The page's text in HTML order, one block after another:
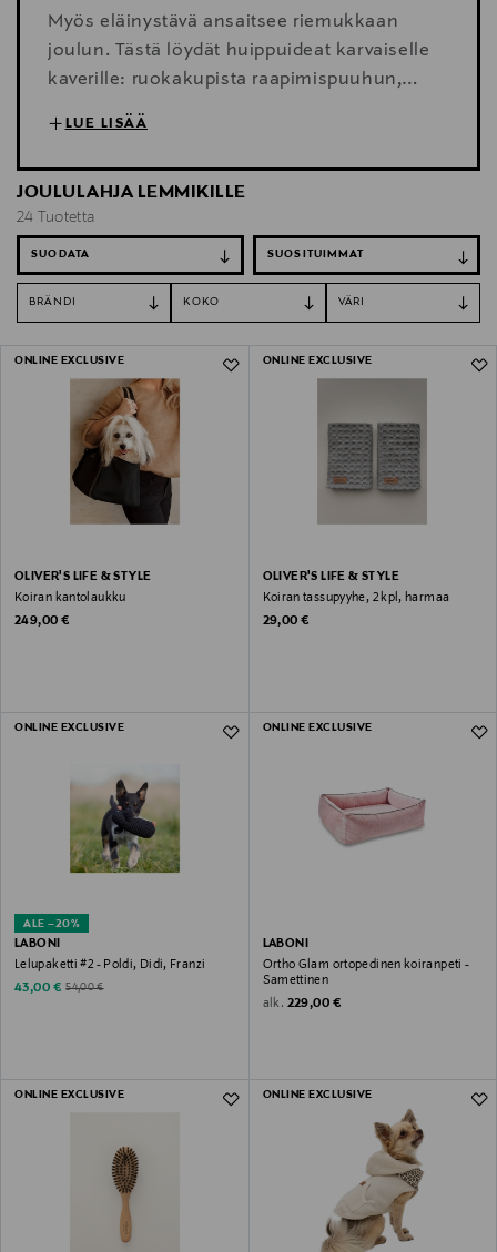
Myös eläinystävä ansaitsee riemukkaan
joulun. Tästä löydät huippuideat karvaiselle
kaverille: ruokakupista raapimispuuhun,
tassuvoiteesta talutushihnaan. Tutustu
tänään.
LUE LISÄÄ
JOULULAHJA LEMMIKILLE
24 Tuotetta
SUODATA
BRÄNDI KOKO VÄRI
24 Tuotetta
ONLINE EXCLUSIVE
OLIVER'S LIFE & STYLE
Koiran kantolaukku
Original Price
249,00 €
ONLINE EXCLUSIVE
OLIVER'S LIFE & STYLE
Koiran tassupyyhe, 2 kpl, harmaa
Original Price
29,00 €
ALE –20%
ONLINE EXCLUSIVE
LABONI
Lelupaketti #2 - Poldi, Didi, Franzi
Discounted Price
43,00 € Original Price
54,00 €
ONLINE EXCLUSIVE
LABONI
Ortho Glam ortopedinen koiranpeti -
Samettinen
alk. Original Price
229,00 €
ONLINE EXCLUSIVE ONLINE EXCLUSIVE